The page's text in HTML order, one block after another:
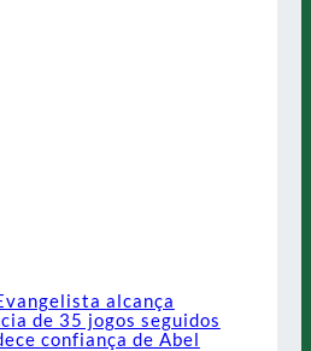
alcança
de 35 jogos seguidos
confiança de Abel